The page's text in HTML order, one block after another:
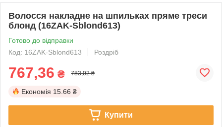
Волосся накладне на шпильках пряме треси
блонд (16ZAK-Sblond613)
Готово до відправки
Код: 16ZAK-Sblond613
Роздріб
767,36 ₴ 783,02 ₴
Економія 15.66 ₴
Купити